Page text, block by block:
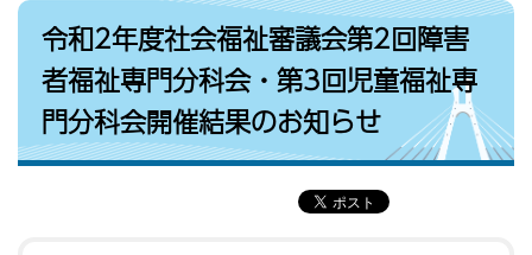
令和2年度社会福祉審議会第2回障害
者福祉専門分科会・第3回児童福祉専
門分科会開催結果のお知らせ